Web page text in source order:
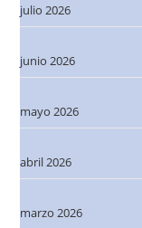
julio 2026
junio 2026
mayo 2026
abril 2026
marzo 2026